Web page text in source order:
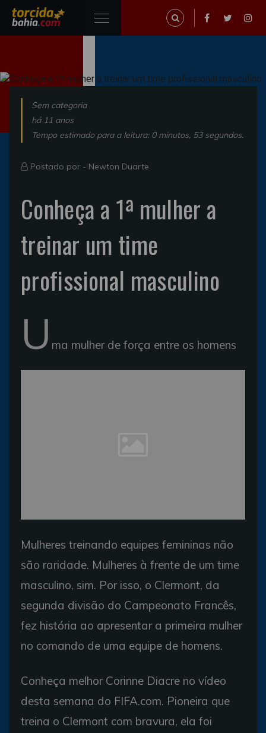
Sem categoria
há 11 anos
Tempo estimado para a leitura: 0 minutos, 53 segundos.
Postado por - Newton Duarte
Conheça a 1ª mulher a
treinar um time
profissional masculino
U ma mulher de força entre os homens
Mulheres treinando equipes femininas não
são raridade. Mulheres à frente de um time
masculino, sim. Por isso, o Clermont, da
segunda divisão do Campeonato Francês,
fez história ao apresentar a primeira mulher
no comando de uma equipe de homens.
Conheça melhor Corinne Diacre no vídeo
desta semana do FIFA.com. Pioneira que
treina o Clermont com bravura, ela foi